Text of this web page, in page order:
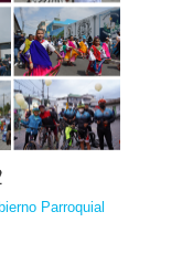
Parroquial